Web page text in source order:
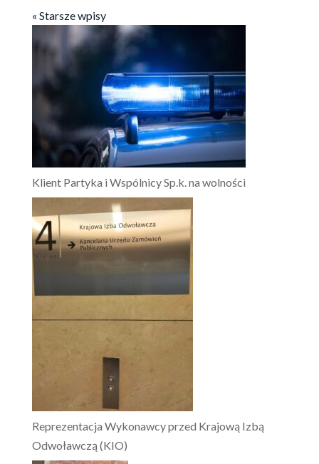
« Starsze wpisy
Klient Partyka i Wspólnicy Sp.k. na wolności
Reprezentacja Wykonawcy przed Krajową Izbą
Odwoławczą (KIO)